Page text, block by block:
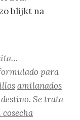
blijkt na
para
amilanados
Se trata